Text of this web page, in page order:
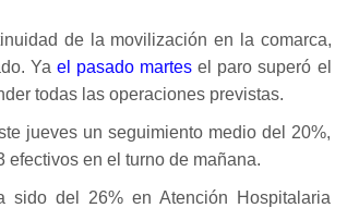
de la movilización en la comarca,
Ya el pasado martes el paro superó el
todas las operaciones previstas.
jueves un seguimiento medio del 20%,
efectivos en el turno de mañana.
sido del 26% en Atención Hospitalaria